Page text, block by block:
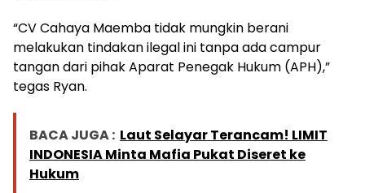
“CV Cahaya Maemba tidak mungkin berani
melakukan tindakan ilegal ini tanpa ada campur
tangan dari pihak Aparat Penegak Hukum (APH),”
tegas Ryan.
BACA JUGA : Laut Selayar Terancam! LIMIT
INDONESIA Minta Mafia Pukat Diseret ke
Hukum